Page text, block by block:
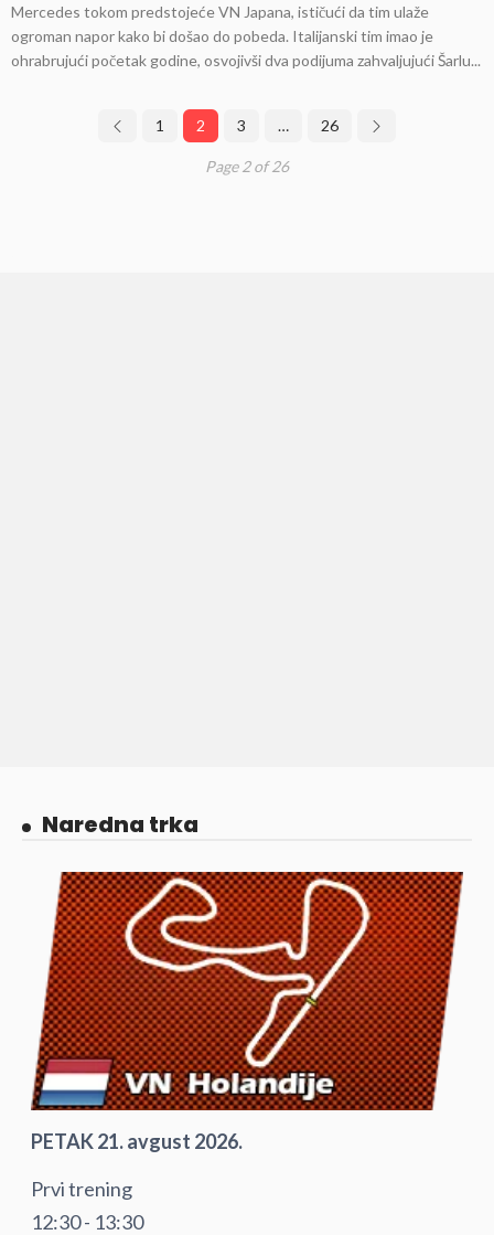
Mercedes tokom predstojeće VN Japana, ističući da tim ulaže
ogroman napor kako bi došao do pobeda. Italijanski tim imao je
ohrabrujući početak godine, osvojivši dva podijuma zahvaljujući Šarlu...
1 2 3 … 26
Page 2 of 26
Naredna trka
PETAK 21. avgust 2026.
Prvi trening
12:30 - 13:30